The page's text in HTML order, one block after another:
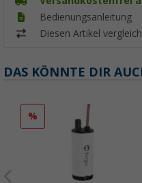
Bedienungsanleitung
Diesen Artikel
DAS KÖNNTE DIR
%